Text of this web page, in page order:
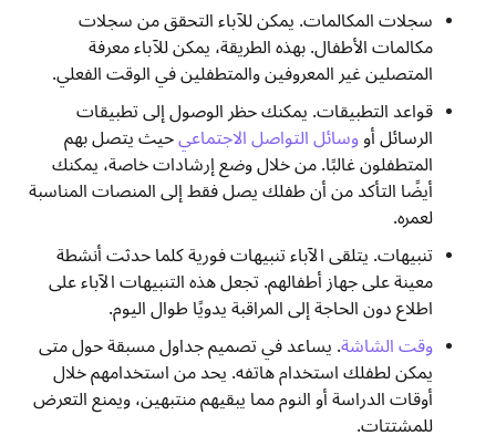
سجلات المكالمات. يمكن للآباء التحقق من سجلات
مكالمات الأطفال. بهذه الطريقة، يمكن للآباء معرفة
المتصلين غير المعروفين والمتطفلين في الوقت الفعلي.
قواعد التطبيقات. يمكنك حظر الوصول إلى تطبيقات
الرسائل أووسائل التواصل الاجتماعيحيث يتصل بهم
المتطفلون غالبًا. من خلال وضع إرشادات خاصة، يمكنك
أيضًا التأكد من أن طفلك يصل فقط إلى المنصات المناسبة
لعمره.
تنبيهات. يتلقى الآباء تنبيهات فورية كلما حدثت أنشطة
معينة على جهاز أطفالهم. تجعل هذه التنبيهات الآباء على
اطلاع دون الحاجة إلى المراقبة يدويًا طوال اليوم.
وقت الشاشة. يساعد في تصميم جداول مسبقة حول متى
يمكن لطفلك استخدام هاتفه. يحد من استخدامهم خلال
أوقات الدراسة أو النوم مما يبقيهم منتبهين، ويمنع التعرض
للمشتتات.